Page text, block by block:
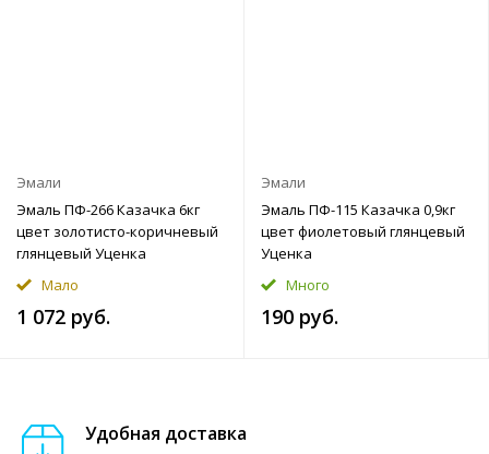
Эмали
Эмаль ПФ-266 Казачка 6кг
цвет золотисто-коричневый
глянцевый Уценка
Мало
1 072 руб.
Эмали
Эмаль ПФ-115 Казачка 0,9кг
цвет фиолетовый глянцевый
Уценка
Много
190 руб.
Удобная доставка